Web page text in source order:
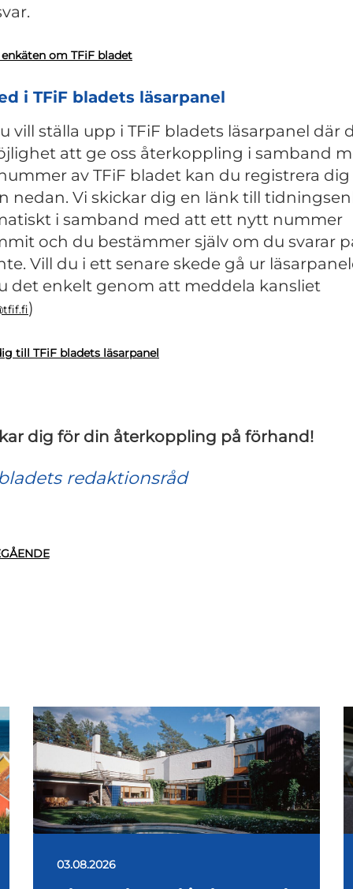
enkäten om TFiF bladet
i TFiF bladets läsarpanel
vill ställa upp i TFiF bladets läsarpanel där
att ge oss återkoppling i samband
av TFiF bladet kan du registrera dig
nedan. Vi skickar dig en länk till
i samband med att ett nytt nummer
och du bestämmer själv om du svarar
Vill du i ett senare skede gå ur
det enkelt genom att meddela kansliet
)
till TFiF bladets läsarpanel
dig för din återkoppling på förhand!
redaktionsråd
03.08.2026